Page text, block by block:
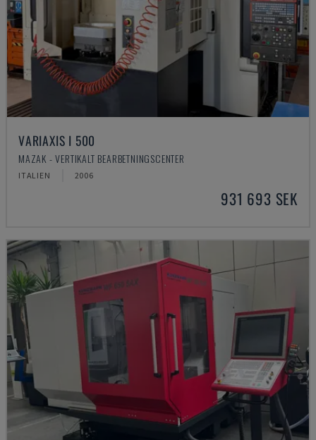
VARIAXIS I 500
MAZAK - VERTIKALT BEARBETNINGSCENTER
ITALIEN 2006
931 693 SEK